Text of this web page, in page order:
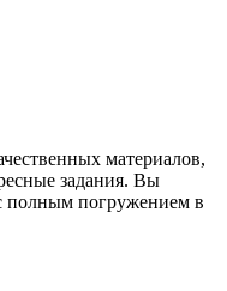
материалов,
задания. Вы
полным погружением в